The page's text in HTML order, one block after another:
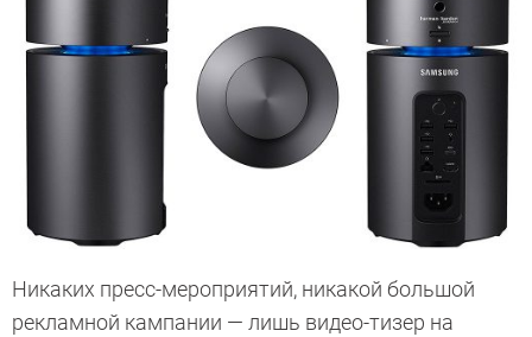
Никаких пресс-мероприятий, никакой большой
рекламной кампании — лишь видео-тизер на